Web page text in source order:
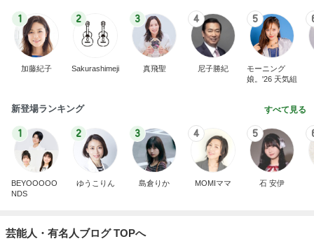
1
加藤紀子
2
Sakurashimeji
3
真飛聖
4
尼子勝紀
5
モーニング
娘。'26 天気組
新登場ランキング すべて見る
1
BEYOOOOO
NDS
2
ゆうこりん
3
島倉りか
4
MOMIママ
5
石 安伊
芸能人・有名人ブログ TOPへ